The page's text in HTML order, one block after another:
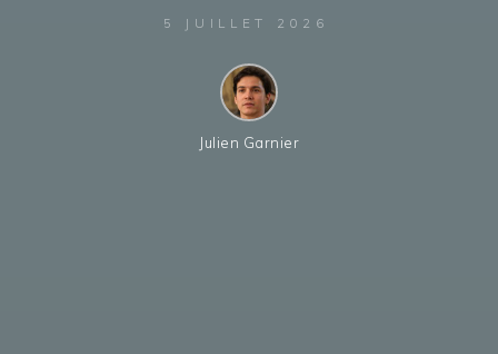
5 JUILLET 2026
Julien Garnier